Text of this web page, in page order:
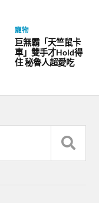
寵物
巨無霸「天竺鼠卡
車」雙手才Hold得
住 秘魯人超愛吃